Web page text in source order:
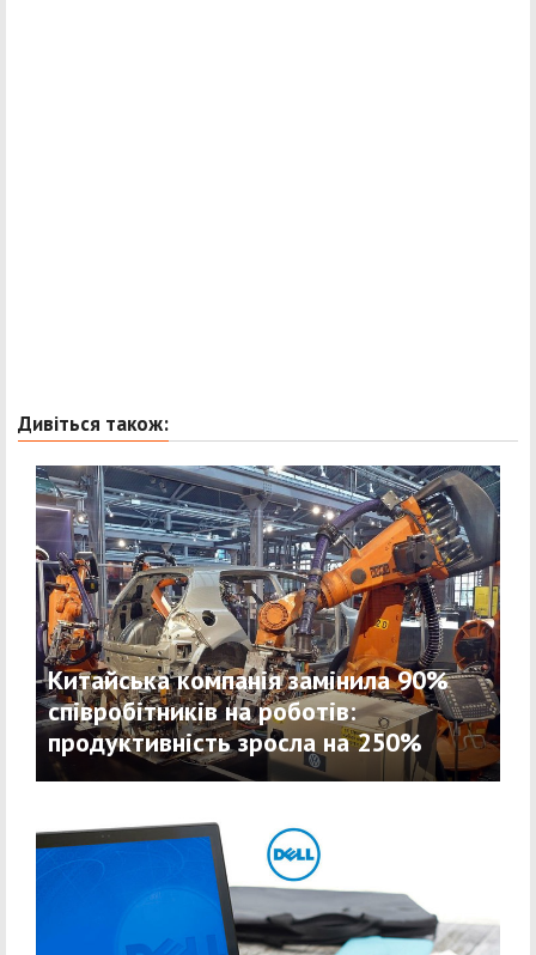
Дивіться також:
Китайська компанія замінила 90%
співробітників на роботів:
продуктивність зросла на 250%